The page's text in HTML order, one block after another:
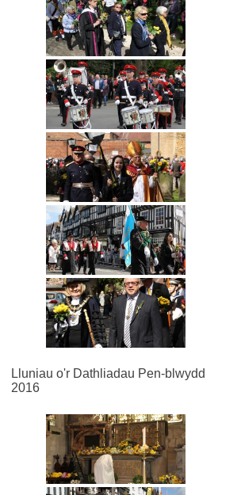
Lluniau o'r Dathliadau Pen-blwydd
2016